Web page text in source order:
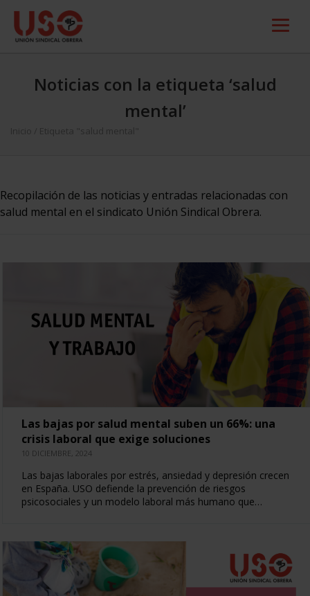
Noticias con la etiqueta ‘salud
mental’
Inicio Etiqueta "salud mental"
Recopilación de las noticias y entradas relacionadas con
salud mental en el sindicato Unión Sindical Obrera.
Las bajas por salud mental suben un 66%: una
crisis laboral que exige soluciones
10 DICIEMBRE, 2024
Las bajas laborales por estrés, ansiedad y depresión crecen
en España. USO defiende la prevención de riesgos
psicosociales y un modelo laboral más humano que…